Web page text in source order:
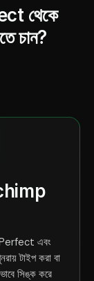
থেকে
চান?
এবং
টাইপ করা বা
সিঙ্ক করে